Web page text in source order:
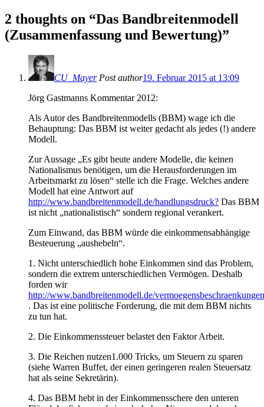
2 thoughts on “Das Bandbreitenmodell
(Zusammenfassung und Bewertung)”
CU_Mayer Post author19. Februar 2015 at 13:09
Jörg Gastmanns Kommentar 2012:
Als Autor des Bandbreitenmodells (BBM) wage ich die
Behauptung: Das BBM ist weiter gedacht als jedes (!) andere
Modell.
Zur Aussage „Es gibt heute andere Modelle, die keinen
Nationalismus benötigen, um die Herausforderungen im
Arbeitsmarkt zu lösen“ stelle ich die Frage. Welches andere
Modell hat eine Antwort auf
http://www.bandbreitenmodell.de/handlungsdruck? Das BBM
ist nicht „nationalistisch“ sondern regional verankert.
Zum Einwand, das BBM würde die einkommensabhängige
Besteuerung „aushebeln“.
1. Nicht unterschiedlich hohe Einkommen sind das Problem,
sondern die extrem unterschiedlichen Vermögen. Deshalb
forden wir
http://www.bandbreitenmodell.de/vermoegensbeschraenkungen
. Das ist eine politische Forderung, die mit dem BBM nichts
zu tun hat.
2. Die Einkommenssteuer belastet den Faktor Arbeit.
3. Die Reichen nutzen1.000 Tricks, um Steuern zu sparen
(siehe Warren Buffet, der einen geringeren realen Steuersatz
hat als seine Sekretärin).
4. Das BBM hebt in der Einkommensschere den unteren